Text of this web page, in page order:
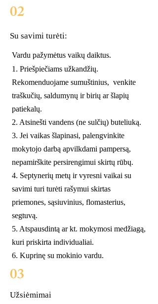
02
Su savimi turėti:
Vardu pažymėtus vaikų daiktus.
1. Priešpiečiams užkandžių.
Rekomenduojame sumuštinius, venkite
traškučių, saldumynų ir birių ar šlapių
patiekalų.
2. Atsinešti vandens (ne sulčių) buteliuką.
3. Jei vaikas šlapinasi, palengvinkite
mokytojo darbą apvilkdami pampersą,
nepamirškite persirengimui skirtų rūbų.
4. Septynerių metų ir vyresni vaikai su
savimi turi turėti rašymui skirtas
priemones, sąsiuvinius, flomasterius,
segtuvą.
5. Atspausdintą ar kt. mokymosi medžiagą,
kuri priskirta individualiai.
6. Kuprinę su mokinio vardu.
03
Užsiėmimai